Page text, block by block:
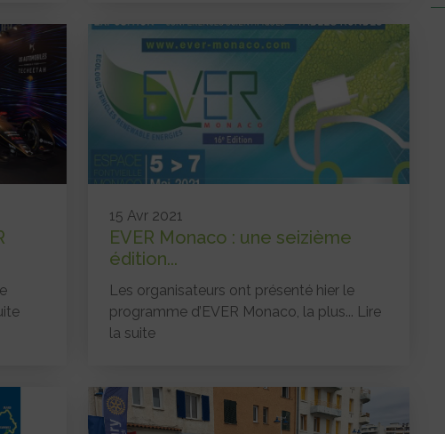
15 Avr 2021
EVER Monaco : une seizième
édition...
Les organisateurs ont présenté hier le
programme d’EVER Monaco, la plus... Lire
la suite